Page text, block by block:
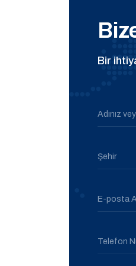
Bir
Adınız
Şehir
E-posta
Telefon